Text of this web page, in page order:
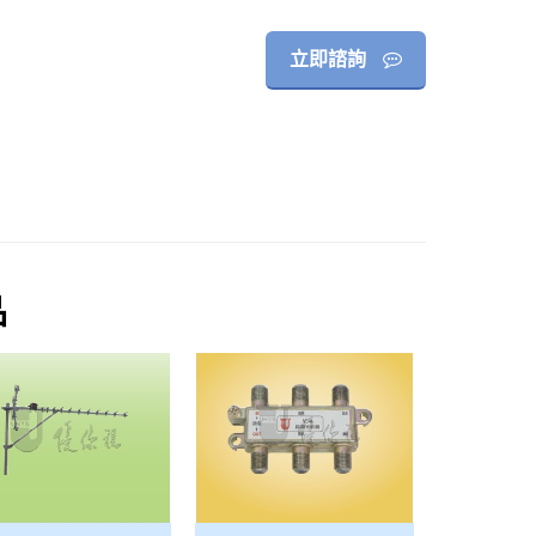
立即諮詢